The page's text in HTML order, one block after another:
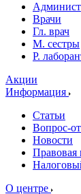
Врачи
Гл. врач
М. сестры
Р.
Акции
Информация
Статьи
Вопрос-
Новости
О центре